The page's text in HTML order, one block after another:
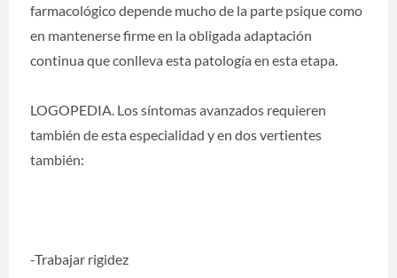
farmacológico depende mucho de la parte psique como
en mantenerse firme en la obligada adaptación
continua que conlleva esta patología en esta etapa.
LOGOPEDIA. Los síntomas avanzados requieren
también de esta especialidad y en dos vertientes
también:
-Trabajar rigidez